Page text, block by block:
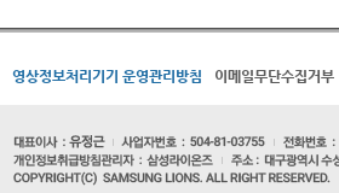
영상정보처리기기 운영관리방침 이메일무단수집거부